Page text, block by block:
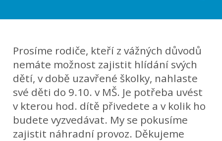
Prosíme rodiče, kteří z vážných důvodů
nemáte možnost zajistit hlídání svých
dětí, v době uzavřené školky, nahlaste
své děti do 9.10. v MŠ. Je potřeba uvést
v kterou hod. dítě přivedete a v kolik ho
budete vyzvedávat. My se pokusíme
zajistit náhradní provoz. Děkujeme